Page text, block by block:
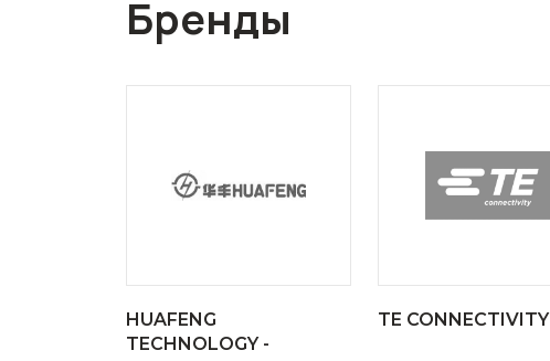
Бренды
HUAFENG
TECHNOLOGY -
TE CONNECTIVITY